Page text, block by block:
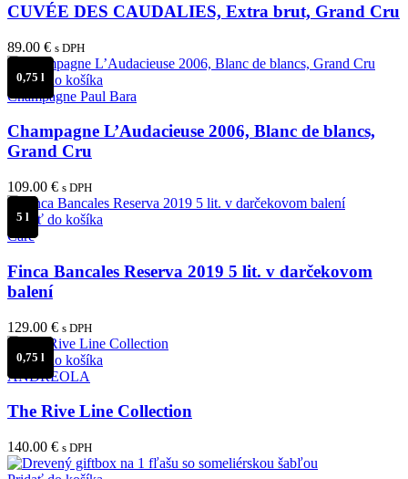
CUVÉE DES CAUDALIES, Extra brut, Grand Cru
89.00 € s DPH
Pridať do košíka
Champagne Paul Bara
Champagne L’Audacieuse 2006, Blanc de blancs,
Grand Cru
109.00 € s DPH
0,75 l
Pridať do košíka
Care
Finca Bancales Reserva 2019 5 lit. v darčekovom
balení
129.00 € s DPH
5 l
Pridať do košíka
ANDREOLA
The Rive Line Collection
140.00 € s DPH
0,75 l